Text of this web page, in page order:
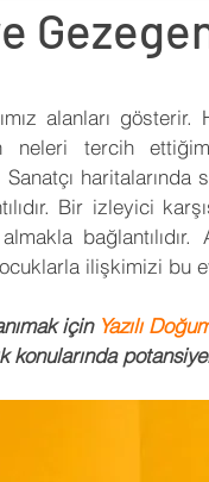
Astrolojisi
Sinema Futbol
Açı Kalıbı Medikal
alanları gösterir.
tercih
haritalarında
Bir izleyici
bağlantılıdır.
ilişkimizi bu
için Yazılı
konularında